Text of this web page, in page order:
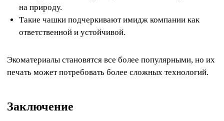
на природу.
Такие чашки подчеркивают имидж компании как
ответственной и устойчивой.
Экоматериалы становятся все более популярными, но их
печать может потребовать более сложных технологий.
Заключение